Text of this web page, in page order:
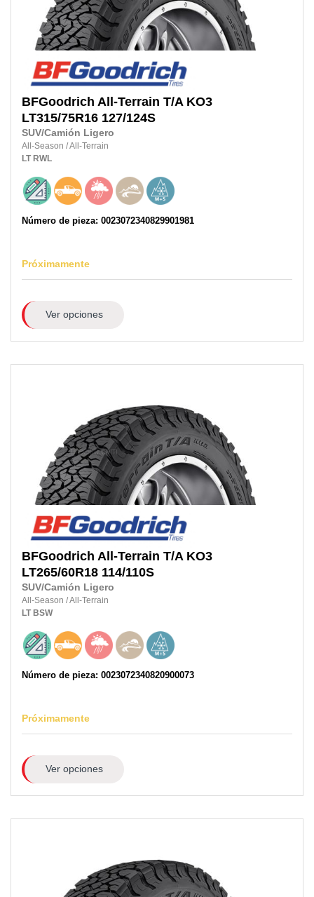
BFGoodrich All-Terrain T/A KO3
LT315/75R16 127/124S
SUV/Camión Ligero
All-Season /All-Terrain
LT RWL
Número de pieza: 0023072340829901981
Próximamente
Ver opciones
BFGoodrich All-Terrain T/A KO3
LT265/60R18 114/110S
SUV/Camión Ligero
All-Season /All-Terrain
LT BSW
Número de pieza: 0023072340820900073
Próximamente
Ver opciones